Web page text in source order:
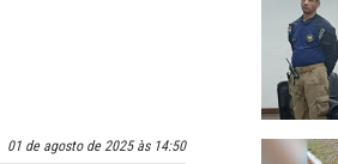
01 de agosto de 2025 às 14:50